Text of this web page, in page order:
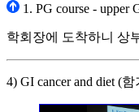
1. PG course - upper
학회장에 도착하니 상
4) GI cancer and diet (